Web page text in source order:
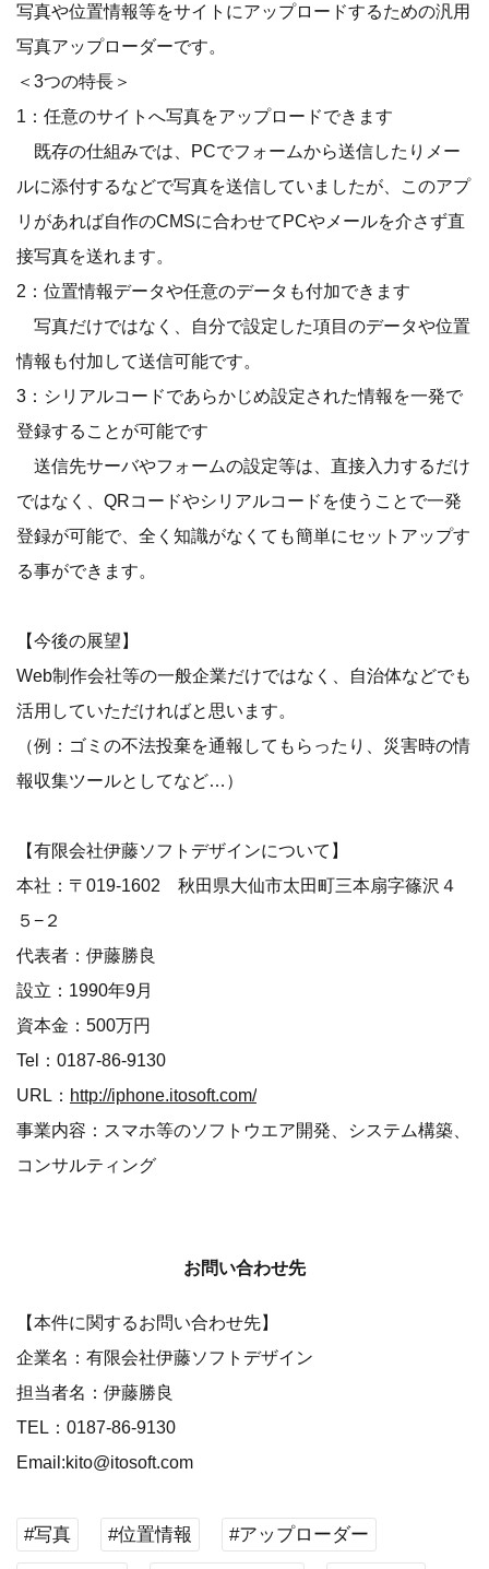
写真や位置情報等をサイトにアップロードするための汎用
写真アップローダーです。
＜3つの特長＞
1：任意のサイトへ写真をアップロードできます
既存の仕組みでは、PCでフォームから送信したりメー
ルに添付するなどで写真を送信していましたが、このアプ
リがあれば自作のCMSに合わせてPCやメールを介さず直
接写真を送れます。
2：位置情報データや任意のデータも付加できます
写真だけではなく、自分で設定した項目のデータや位置
情報も付加して送信可能です。
3：シリアルコードであらかじめ設定された情報を一発で
登録することが可能です
送信先サーバやフォームの設定等は、直接入力するだけ
ではなく、QRコードやシリアルコードを使うことで一発
登録が可能で、全く知識がなくても簡単にセットアップす
る事ができます。
【今後の展望】
Web制作会社等の一般企業だけではなく、自治体などでも
活用していただければと思います。
（例：ゴミの不法投棄を通報してもらったり、災害時の情
報収集ツールとしてなど…）
【有限会社伊藤ソフトデザインについて】
本社：〒019-1602 秋田県大仙市太田町三本扇字篠沢４
５−２
代表者：伊藤勝良
設立：1990年9月
資本金：500万円
Tel：0187-86-9130
URL： http://iphone.itosoft.com/
事業内容：スマホ等のソフトウエア開発、システム構築、
コンサルティング
お問い合わせ先
【本件に関するお問い合わせ先】
企業名：有限会社伊藤ソフトデザイン
担当者名：伊藤勝良
TEL：0187-86-9130
Email:kito@itosoft.com
#写真 #位置情報 #アップローダー